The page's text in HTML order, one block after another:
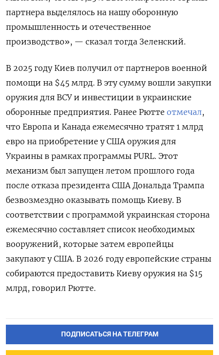
партнера выделялось на нашу оборонную
промышленность и отечественное
производство», — сказал тогда Зеленский.
В 2025 году Киев получил от партнеров военной
помощи на $45 млрд. В эту сумму вошли закупки
оружия для ВСУ и инвестиции в украинские
оборонные предприятия. Ранее Рютте отмечал,
что Европа и Канада ежемесячно тратят 1 млрд
евро на приобретение у США оружия для
Украины в рамках программы PURL. Этот
механизм был запущен летом прошлого года
после отказа президента США Дональда Трампа
безвозмездно оказывать помощь Киеву. В
соответствии с программой украинская сторона
ежемесячно составляет список необходимых
вооружений, которые затем европейцы
закупают у США. В 2026 году европейские страны
собираются предоставить Киеву оружия на $15
млрд, говорил Рютте.
ПОДПИСАТЬСЯ НА ТЕЛЕГРАМ